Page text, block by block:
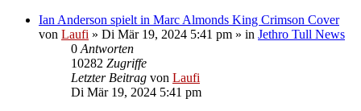
Ian Anderson spielt in Marc Almonds King Crimson Cover
von Laufi » Di Mär 19, 2024 5:41 pm » in Jethro Tull News
0 Antworten
10282 Zugriffe
Letzter Beitrag von Laufi
Di Mär 19, 2024 5:41 pm